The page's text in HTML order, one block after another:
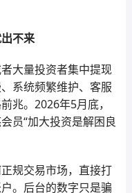
不来
大量投资者集中提现
系统频繁维护、客服
兆。2026年5月底，
员“加大投资是解困良
规交易市场，直接打
。后台的数字只是骗